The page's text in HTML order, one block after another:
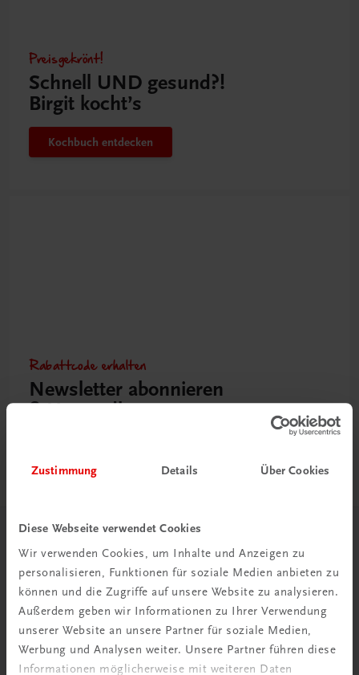
Zustimmung Details Über Cookies
Diese Webseite verwendet Cookies
Wir verwenden Cookies, um Inhalte und Anzeigen zu
personalisieren, Funktionen für soziale Medien anbieten zu
können und die Zugriffe auf unsere Website zu analysieren.
Außerdem geben wir Informationen zu Ihrer Verwendung
unserer Website an unsere Partner für soziale Medien,
Werbung und Analysen weiter. Unsere Partner führen diese
Informationen möglicherweise mit weiteren Daten
Preisgekrönt!
Schnell UND gesund?!
Birgit kocht’s
Kochbuch entdecken
Rabattcode erhalten
Newsletter abonnieren
& Versandkosten sparen
Herzlich willkommen bei TRAUNER!
Wir über uns